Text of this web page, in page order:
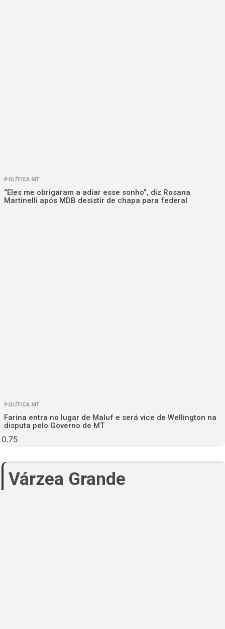
POLÍTICA MT
“Eles me obrigaram a adiar esse sonho”, diz Rosana
Martinelli após MDB desistir de chapa para federal
POLÍTICA MT
Farina entra no lugar de Maluf e será vice de Wellington na
disputa pelo Governo de MT
Várzea Grande